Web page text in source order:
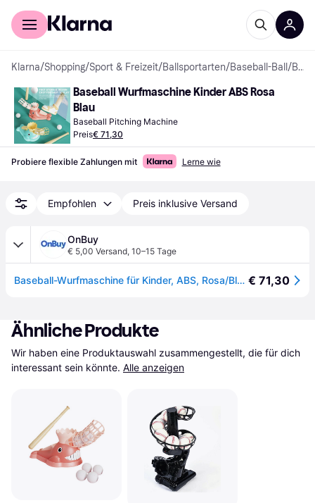
Für Shopper
Klarna/Shopping/Sport & Freizeit/Ballsportarten/Baseball-Ball / Baseball Pitching Machines
Baseball Wurfmaschine Kinder ABS Rosa
Blau
Baseball Pitching Machine
Preis€ 71,30
Probiere flexible Zahlungen mit Lerne wie
Empfohlen Preis inklusive Versand
OnBuy
€ 5,00 Versand, 10–15 Tage
Baseball-Wurfmaschine für Kinder, ABS, Rosa/Blau, Tretspielzeug € 71,30
Ähnliche Produkte
Wir haben eine Produktauswahl zusammengestellt, die für dich
interessant sein könnte. Alle anzeigen